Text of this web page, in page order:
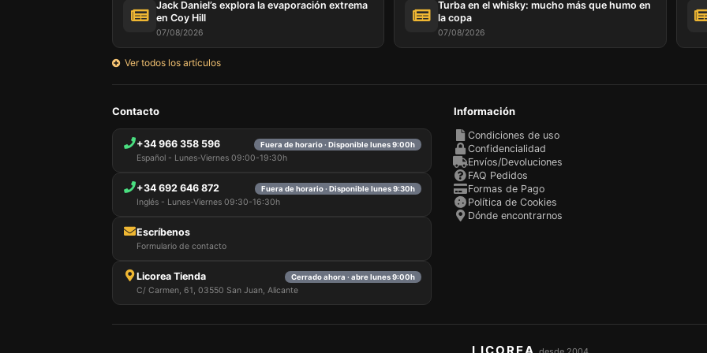
Jack Daniel’s explora la evaporación extrema
en Coy Hill
07/08/2026
Turba en el whisky: mucho más que humo en
la copa
07/08/2026
Ver todos los artículos
Contacto
+34 966 358 596 Fuera de horario · Disponible lunes 9:00h
Español - Lunes-Viernes 09:00-19:30h
+34 692 646 872 Fuera de horario · Disponible lunes 9:30h
Inglés - Lunes-Viernes 09:30-16:30h
Escríbenos
Formulario de contacto
Licorea Tienda Cerrado ahora · abre lunes 9:00h
C/ Carmen, 61, 03550 San Juan, Alicante
Información
Condiciones de uso
Confidencialidad
Envíos/Devoluciones
FAQ Pedidos
Formas de Pago
Política de Cookies
Dónde encontrarnos